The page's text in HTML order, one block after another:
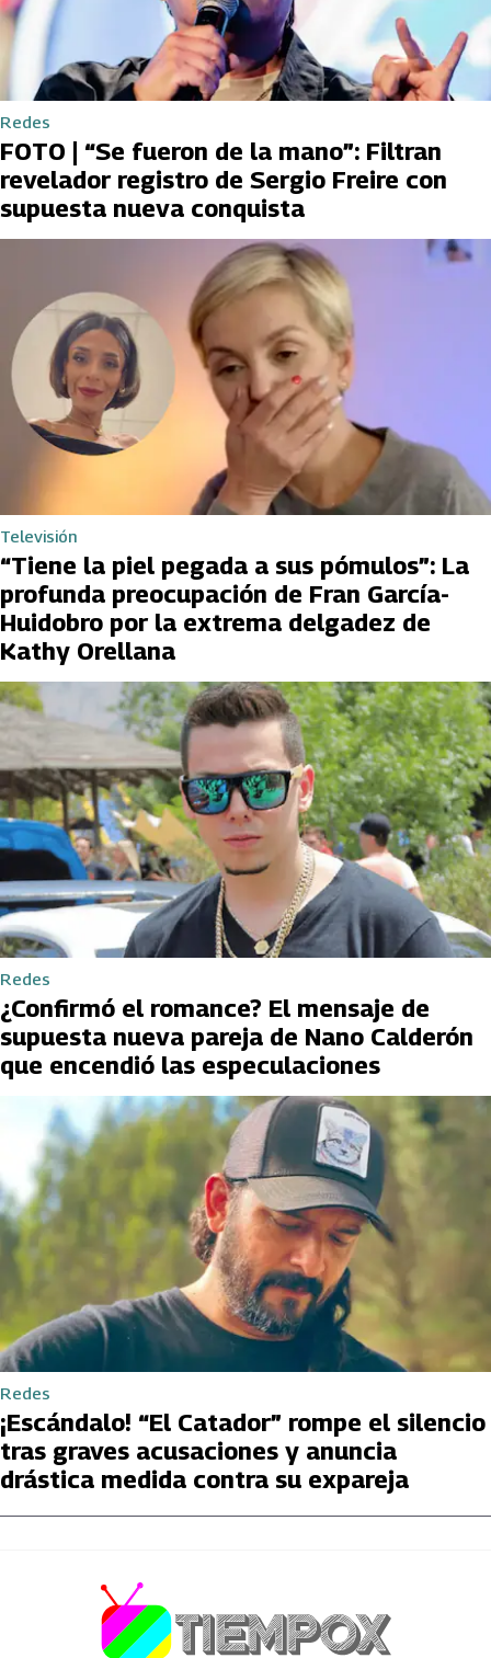
Redes
FOTO | “Se fueron de la mano”: Filtran
revelador registro de Sergio Freire con
supuesta nueva conquista
Televisión
“Tiene la piel pegada a sus pómulos”: La
profunda preocupación de Fran García-
Huidobro por la extrema delgadez de
Kathy Orellana
Redes
¿Confirmó el romance? El mensaje de
supuesta nueva pareja de Nano Calderón
que encendió las especulaciones
Redes
¡Escándalo! “El Catador” rompe el silencio
tras graves acusaciones y anuncia
drástica medida contra su expareja